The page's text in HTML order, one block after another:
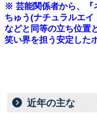
※ 芸能関係者から、『
ちゅう(ナチュラルエイ
などと同等の立ち位置
笑い界を担う安定した
近年の主な